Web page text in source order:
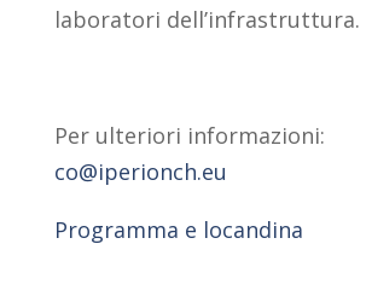
laboratori dell’infrastruttura.
Per ulteriori informazioni:
co@iperionch.eu
Programma e locandina